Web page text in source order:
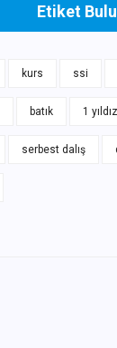
Etiket
kurs ssi
batık 1 yıldız
serbest dalış